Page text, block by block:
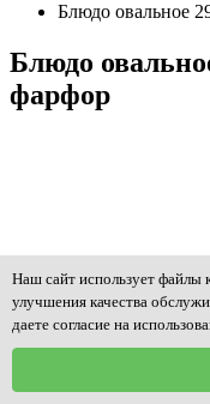
Блюдо овальное
Блюдо
фарфор
Наш сайт использует файлы
улучшения качества
даете согласие на